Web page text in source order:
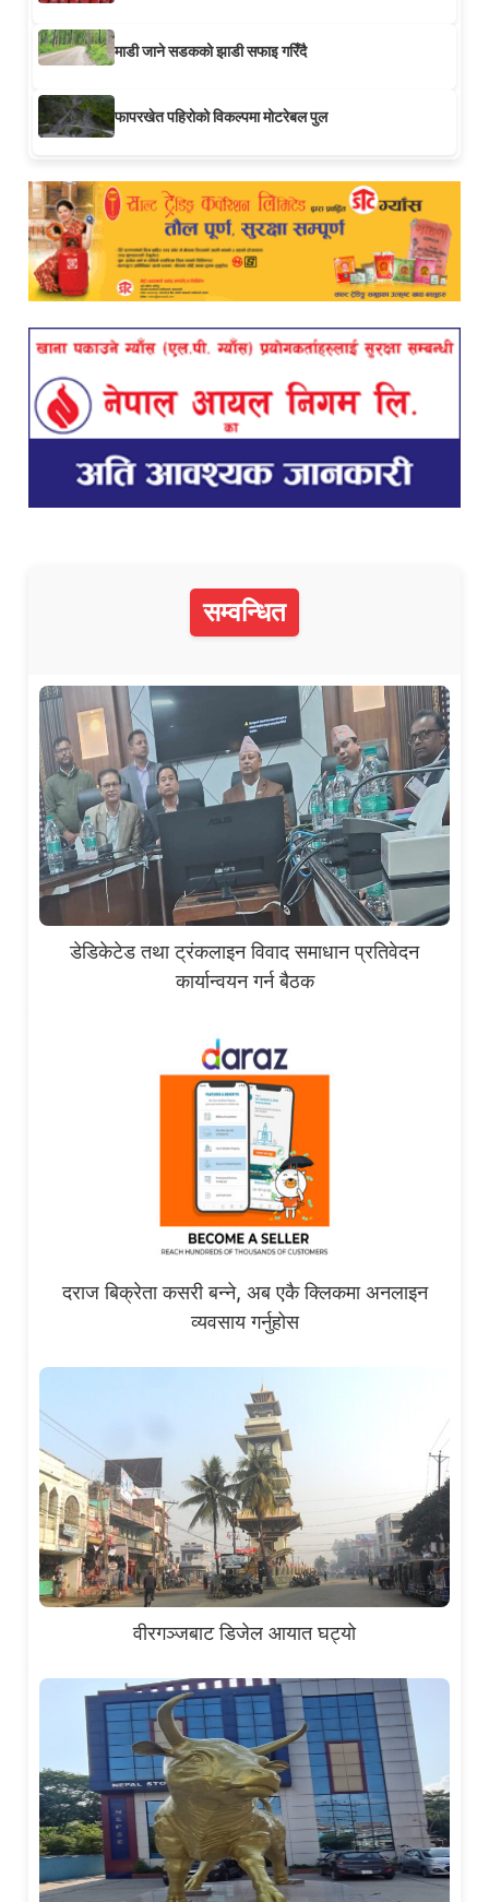
माडी जाने सडकको झाडी सफाइ गरिँदै
फापरखेत पहिरोको विकल्पमा मोटरेबल पुल
सम्वन्धित
डेडिकेटेड तथा ट्रंकलाइन विवाद समाधान प्रतिवेदन
कार्यान्वयन गर्न बैठक
दराज बिक्रेता कसरी बन्ने, अब एकै क्लिकमा अनलाइन
व्यवसाय गर्नुहोस
वीरगञ्जबाट डिजेल आयात घट्यो